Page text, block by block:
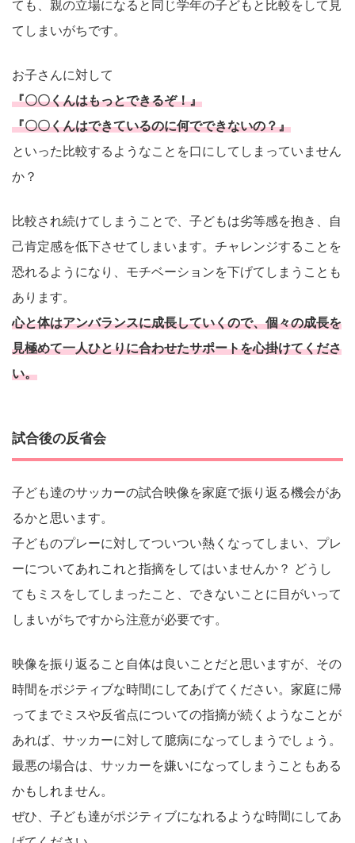
ても、親の立場になると同じ学年の子どもと比較をして見
てしまいがちです。
お子さんに対して
『〇〇くんはもっとできるぞ！』
『〇〇くんはできているのに何でできないの？』
といった比較するようなことを口にしてしまっていません
か？
比較され続けてしまうことで、子どもは劣等感を抱き、自
己肯定感を低下させてしまいます。チャレンジすることを
恐れるようになり、モチベーションを下げてしまうことも
あります。
心と体はアンバランスに成長していくので、個々の成長を
見極めて一人ひとりに合わせたサポートを心掛けてくださ
い。
試合後の反省会
子ども達のサッカーの試合映像を家庭で振り返る機会があ
るかと思います。
子どものプレーに対してついつい熱くなってしまい、プレ
ーについてあれこれと指摘をしてはいませんか？ どうし
てもミスをしてしまったこと、できないことに目がいって
しまいがちですから注意が必要です。
映像を振り返ること自体は良いことだと思いますが、その
時間をポジティブな時間にしてあげてください。家庭に帰
ってまでミスや反省点についての指摘が続くようなことが
あれば、サッカーに対して臆病になってしまうでしょう。
最悪の場合は、サッカーを嫌いになってしまうこともある
かもしれません。
ぜひ、子ども達がポジティブになれるような時間にしてあ